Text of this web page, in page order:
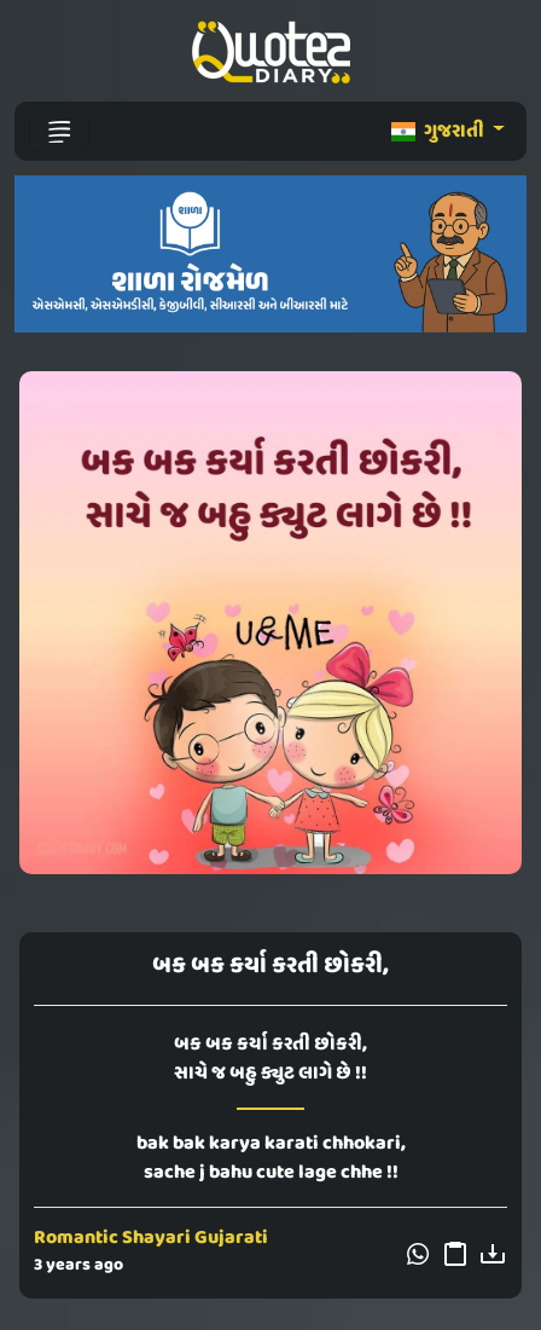
ગુજરાતી
બક બક કર્યા કરતી છોકરી,
બક બક કર્યા કરતી છોકરી,
સાચે જ બહુ ક્યુટ લાગે છે !!
bak bak karya karati chhokari,
sache j bahu cute lage chhe !!
Romantic Shayari Gujarati
3 years ago